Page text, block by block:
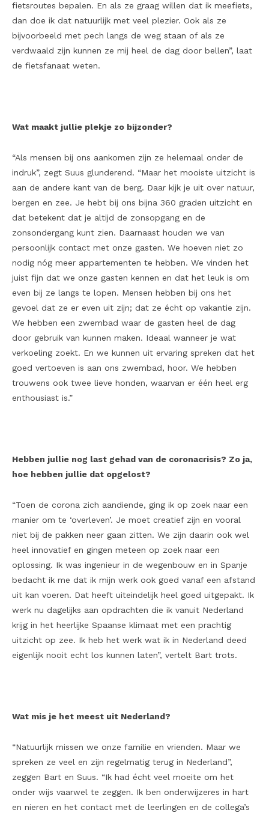
fietsroutes bepalen. En als ze graag willen dat ik meefiets,
dan doe ik dat natuurlijk met veel plezier. Ook als ze
bijvoorbeeld met pech langs de weg staan of als ze
verdwaald zijn kunnen ze mij heel de dag door bellen”, laat
de fietsfanaat weten.
Wat maakt jullie plekje zo bijzonder?
“Als mensen bij ons aankomen zijn ze helemaal onder de
indruk”, zegt Suus glunderend. “Maar het mooiste uitzicht is
aan de andere kant van de berg. Daar kijk je uit over natuur,
bergen en zee. Je hebt bij ons bijna 360 graden uitzicht en
dat betekent dat je altijd de zonsopgang en de
zonsondergang kunt zien. Daarnaast houden we van
persoonlijk contact met onze gasten. We hoeven niet zo
nodig nóg meer appartementen te hebben. We vinden het
juist fijn dat we onze gasten kennen en dat het leuk is om
even bij ze langs te lopen. Mensen hebben bij ons het
gevoel dat ze er even uit zijn; dat ze écht op vakantie zijn.
We hebben een zwembad waar de gasten heel de dag
door gebruik van kunnen maken. Ideaal wanneer je wat
verkoeling zoekt. En we kunnen uit ervaring spreken dat het
goed vertoeven is aan ons zwembad, hoor. We hebben
trouwens ook twee lieve honden, waarvan er één heel erg
enthousiast is.”
Hebben jullie nog last gehad van de coronacrisis? Zo ja,
hoe hebben jullie dat opgelost?
“Toen de corona zich aandiende, ging ik op zoek naar een
manier om te ‘overleven’. Je moet creatief zijn en vooral
niet bij de pakken neer gaan zitten. We zijn daarin ook wel
heel innovatief en gingen meteen op zoek naar een
oplossing. Ik was ingenieur in de wegenbouw en in Spanje
bedacht ik me dat ik mijn werk ook goed vanaf een afstand
uit kan voeren. Dat heeft uiteindelijk heel goed uitgepakt. Ik
werk nu dagelijks aan opdrachten die ik vanuit Nederland
krijg in het heerlijke Spaanse klimaat met een prachtig
uitzicht op zee. Ik heb het werk wat ik in Nederland deed
eigenlijk nooit echt los kunnen laten”, vertelt Bart trots.
Wat mis je het meest uit Nederland?
“Natuurlijk missen we onze familie en vrienden. Maar we
spreken ze veel en zijn regelmatig terug in Nederland”,
zeggen Bart en Suus. “Ik had écht veel moeite om het
onder wijs vaarwel te zeggen. Ik ben onderwijzeres in hart
en nieren en het contact met de leerlingen en de collega’s